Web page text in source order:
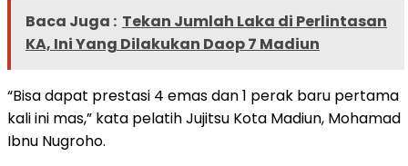
Baca Juga : Tekan Jumlah Laka di Perlintasan
KA, Ini Yang Dilakukan Daop 7 Madiun
“Bisa dapat prestasi 4 emas dan 1 perak baru pertama
kali ini mas,” kata pelatih Jujitsu Kota Madiun, Mohamad
Ibnu Nugroho.